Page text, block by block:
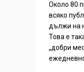
Около 80
всяко
дължи на
Това е
„добри